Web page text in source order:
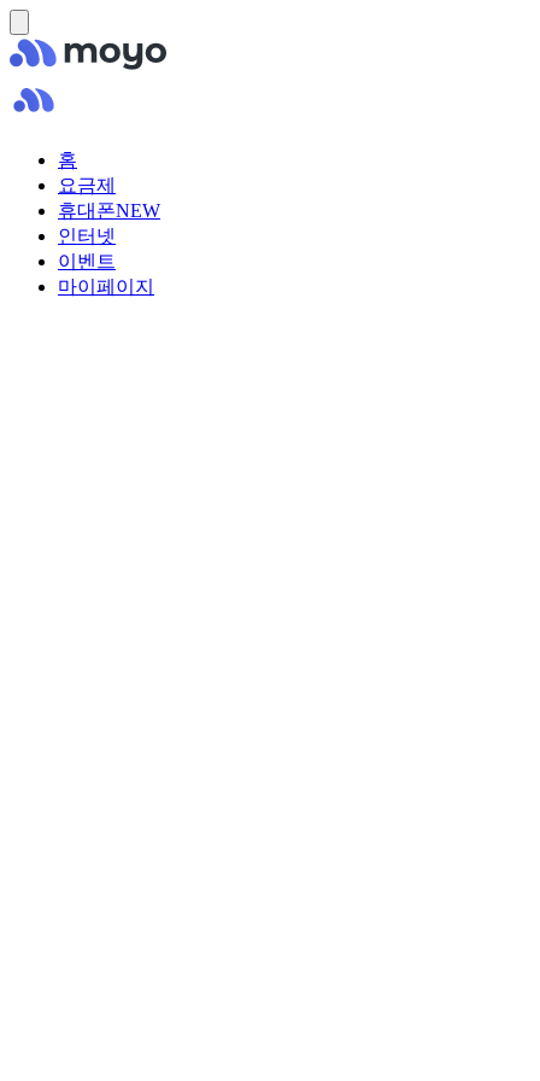
홈
요금제
휴대폰NEW
인터넷
이벤트
마이페이지